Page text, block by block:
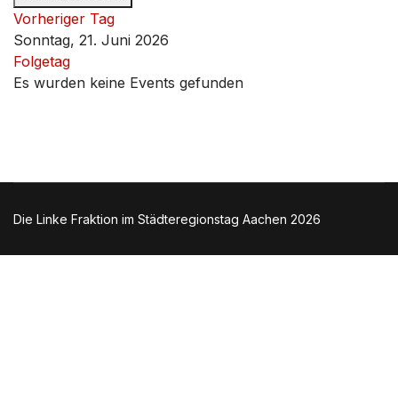
Vorheriger Tag
Sonntag, 21. Juni 2026
Folgetag
Es wurden keine Events gefunden
Die Linke Fraktion im Städteregionstag Aachen 2026